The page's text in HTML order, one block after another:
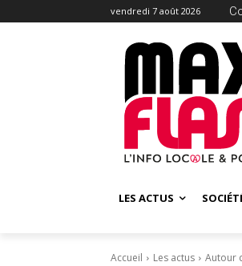
vendredi 7 août 2026
LES ACTUS
Accueil Les actus Autour